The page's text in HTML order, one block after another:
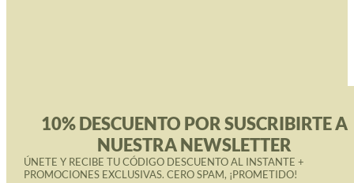
10% DESCUENTO POR SUSCRIBIRTE A
NUESTRA NEWSLETTER
ÚNETE Y RECIBE TU CÓDIGO DESCUENTO AL INSTANTE +
PROMOCIONES EXCLUSIVAS. CERO SPAM, ¡PROMETIDO!